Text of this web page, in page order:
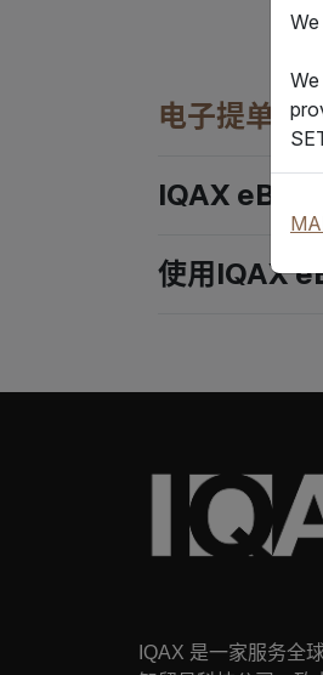
电子提单基
IQAX eBL概
使用IQAX
IQAX 是一家服务全